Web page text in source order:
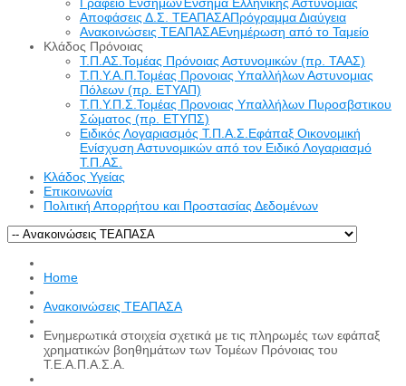
Γραφείο ΕνσήμωνΈνσημα Ελληνικής Αστυνομίας
Αποφάσεις Δ.Σ. ΤΕΑΠΑΣΑΠρόγραμμα Διαύγεια
Ανακοινώσεις ΤΕΑΠΑΣΑΕνημέρωση από το Ταμείο
Κλάδος Πρόνοιας
Τ.Π.ΑΣ.Τομέας Πρόνοιας Αστυνομικών (πρ. ΤΑΑΣ)
Τ.Π.Υ.Α.Π.Τομέας Προνοιας Υπαλλήλων Αστυνομιας
Πόλεων (πρ. ΕΤΥΑΠ)
Τ.Π.Υ.Π.Σ.Τομέας Προνοιας Υπαλλήλων Πυροσβστικου
Σώματος (πρ. ΕΤΥΠΣ)
Ειδικός Λογαριασμός Τ.Π.Α.Σ.Εφάπαξ Οικονομική
Ενίσχυση Αστυνομικών από τον Ειδικό Λογαριασμό
Τ.Π.ΑΣ.
Κλάδος Υγείας
Επικοινωνία
Πολιτική Απορρήτου και Προστασίας Δεδομένων
Home
Ανακοινώσεις ΤΕΑΠΑΣΑ
Ενημερωτικά στοιχεία σχετικά με τις πληρωμές των εφάπαξ
χρηματικών βοηθημάτων των Τομέων Πρόνοιας του
Τ.Ε.Α.Π.Α.Σ.Α.